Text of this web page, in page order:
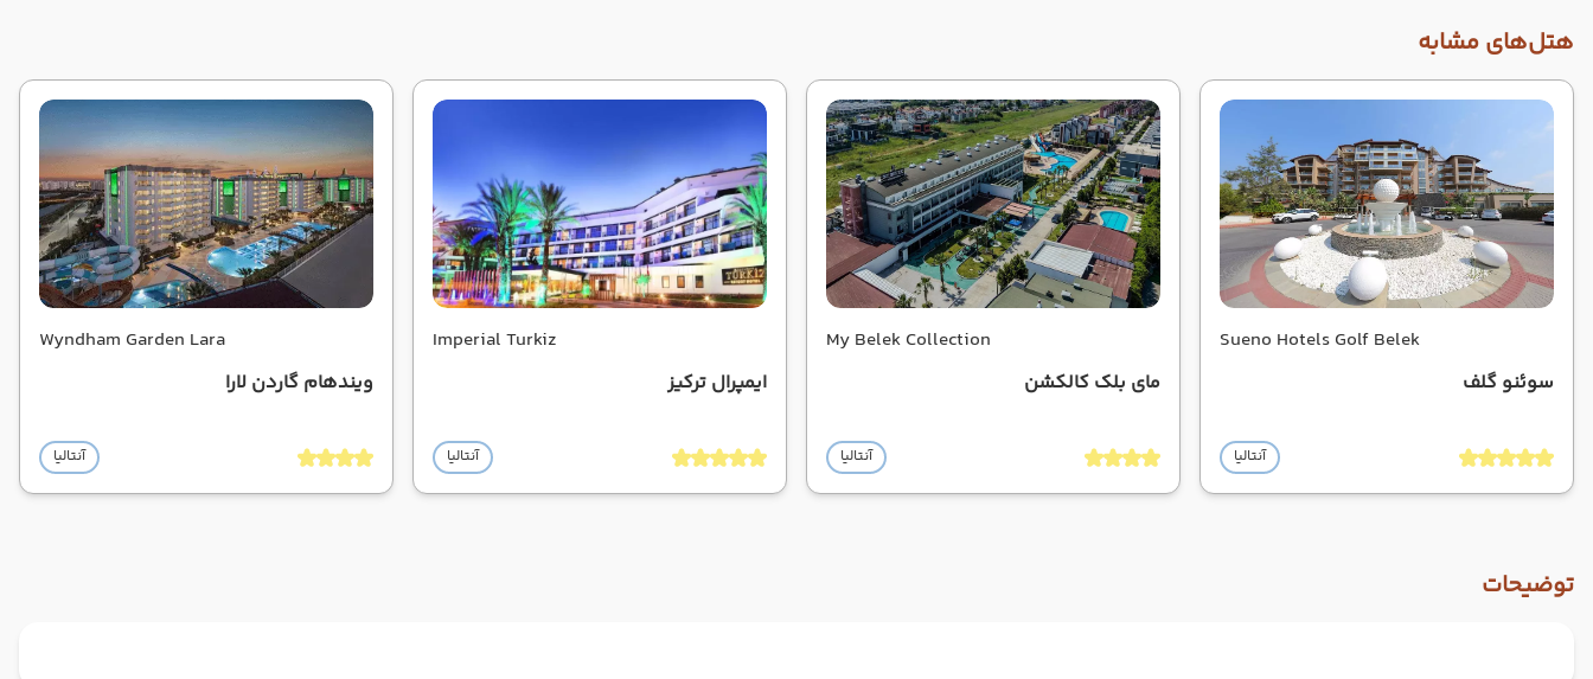
هتل‌های مشابه
Sueno Hotels Golf Belek
سوئنو گلف
آنتالیا
My Belek Collection
مای بلک کالکشن
آنتالیا
Imperial Turkiz
ایمپرال ترکیز
آنتالیا
Wyndham Garden Lara
ویندهام گاردن لارا
آنتالیا
توضیحات